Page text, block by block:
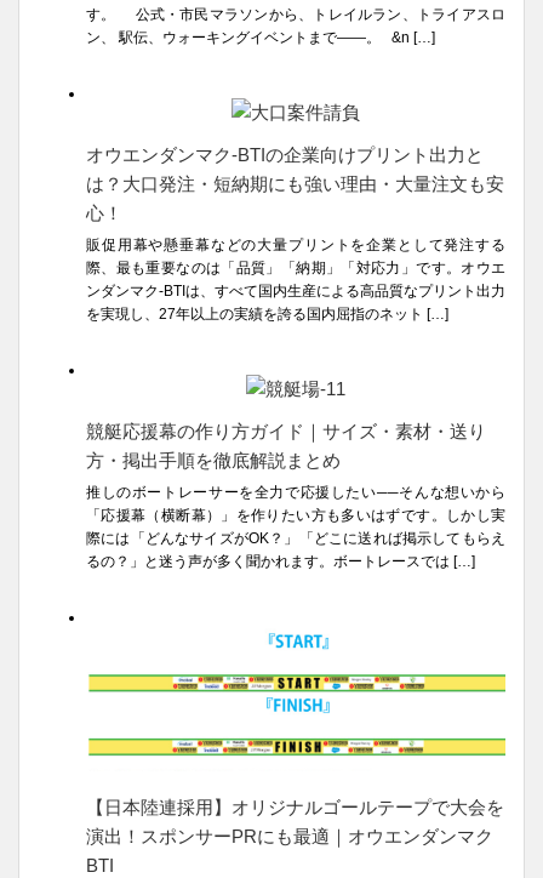
す。 公式・市民マラソンから、トレイルラン、トライアスロ
ン、 駅伝、ウォーキングイベントまで――。 &n […]
オウエンダンマク-BTIの企業向けプリント出力と
は？大口発注・短納期にも強い理由・大量注文も安
心！
販促用幕や懸垂幕などの大量プリントを企業として発注する
際、最も重要なのは「品質」「納期」「対応力」です。オウエ
ンダンマク-BTIは、すべて国内生産による高品質なプリント出力
を実現し、27年以上の実績を誇る国内屈指のネット […]
競艇応援幕の作り方ガイド｜サイズ・素材・送り
方・掲出手順を徹底解説まとめ
推しのボートレーサーを全力で応援したい──そんな想いから
「応援幕（横断幕）」を作りたい方も多いはずです。しかし実
際には「どんなサイズがOK？」「どこに送れば掲示してもらえ
るの？」と迷う声が多く聞かれます。ボートレースでは […]
【日本陸連採用】オリジナルゴールテープで大会を
演出！スポンサーPRにも最適｜オウエンダンマク
BTI